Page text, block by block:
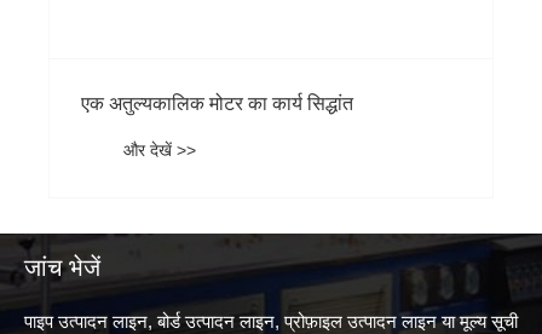
एक अतुल्यकालिक मोटर का कार्य सिद्धांत
और देखें >>
जांच भेजें
पाइप उत्पादन लाइन, बोर्ड उत्पादन लाइन, प्रोफ़ाइल उत्पादन लाइन या मूल्य सूची